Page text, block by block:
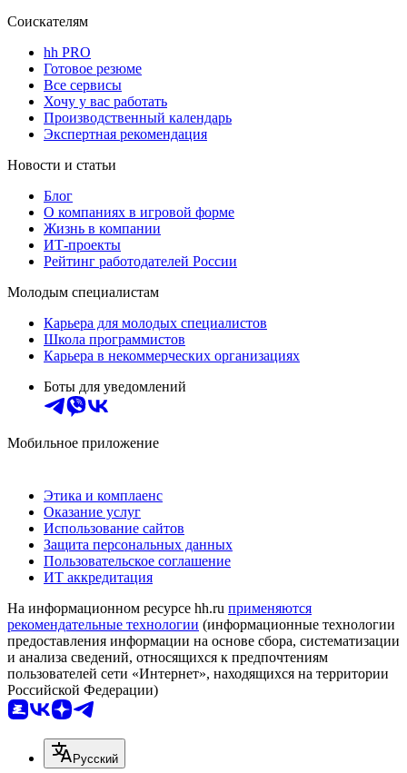
Соискателям
hh PRO
Готовое резюме
Все сервисы
Хочу у вас работать
Производственный календарь
Экспертная рекомендация
Новости и статьи
Блог
О компаниях в игровой форме
Жизнь в компании
ИТ-проекты
Рейтинг работодателей России
Молодым специалистам
Карьера для молодых специалистов
Школа программистов
Карьера в некоммерческих организациях
Боты для уведомлений
Мобильное приложение
Этика и комплаенс
Оказание услуг
Использование сайтов
Защита персональных данных
Пользовательское соглашение
ИТ аккредитация
На информационном ресурсе hh.ru применяются
рекомендательные технологии (информационные технологии
предоставления информации на основе сбора, систематизации
и анализа сведений, относящихся к предпочтениям
пользователей сети «Интернет», находящихся на территории
Российской Федерации)
Русский